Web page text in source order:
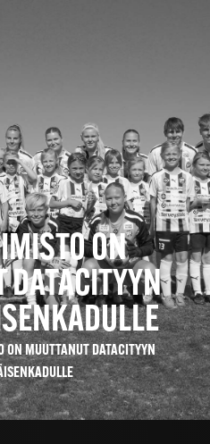
ON
DATACITYYN
ON MUUTTANUT DATACITYYN